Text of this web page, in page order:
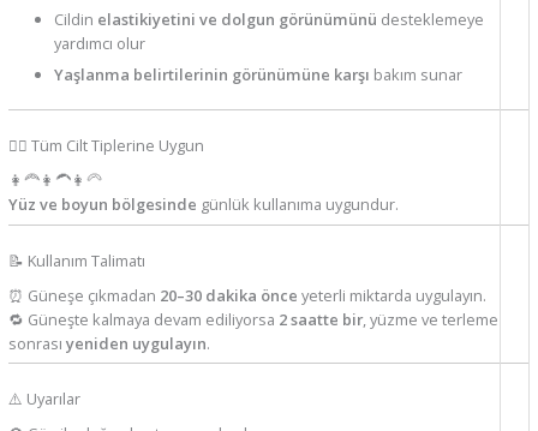
Cildin elastikiyetini ve dolgun görünümünü desteklemeye
yardımcı olur
Yaşlanma belirtilerinin görünümüne karşı bakım sunar
🧘‍♀️ Tüm Cilt Tiplerine Uygun
👩‍🦰👩‍🦱👩‍🦳
Yüz ve boyun bölgesinde günlük kullanıma uygundur.
📝 Kullanım Talimatı
⏰ Güneşe çıkmadan 20–30 dakika önce yeterli miktarda uygulayın.
🔁 Güneşte kalmaya devam ediliyorsa 2 saatte bir, yüzme ve terleme
sonrası yeniden uygulayın.
⚠️ Uyarılar